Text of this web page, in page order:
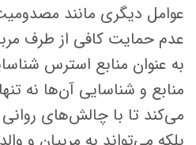
عوامل دیگری مانند
عدم حمایت کافی از طرف
به عنوان منابع استرس
منابع و شناسایی آن‌ها نه
می‌کند تا با چالش‌های روانی